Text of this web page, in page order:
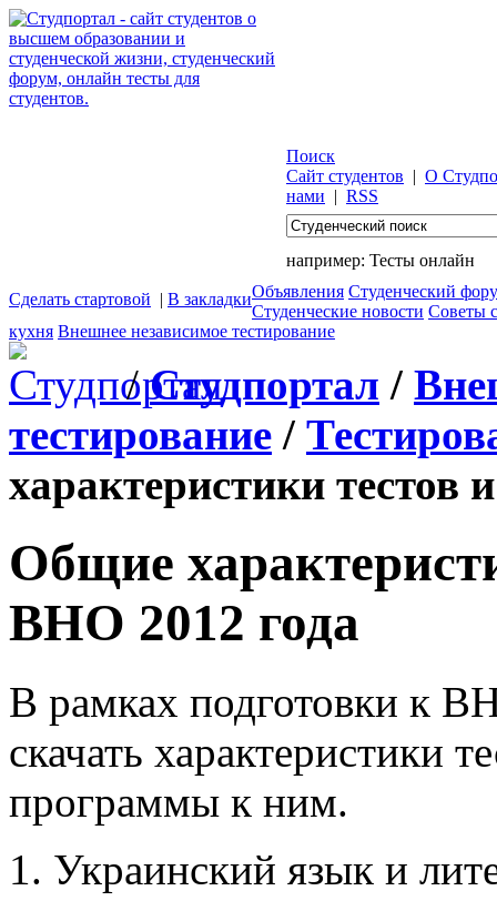
Поиск
Сайт студентов | О
нами | RSS
например: Тесты онлайн
Сделать стартовой | В закладкиОбъявления Студенческий
Студенческие новости Советы
кухня Внешнее независимое тестирование
/Студпортал /
тестирование /
характеристики
Общие
ВНО 2012 года
В рамках подготовки к
скачать характеристики
программы к ним.
1. Украинский язык и